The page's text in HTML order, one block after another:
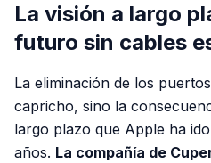
La visión a largo
futuro sin cables
La eliminación de los
capricho, sino la
largo plazo que Apple ha
años. La compañía de